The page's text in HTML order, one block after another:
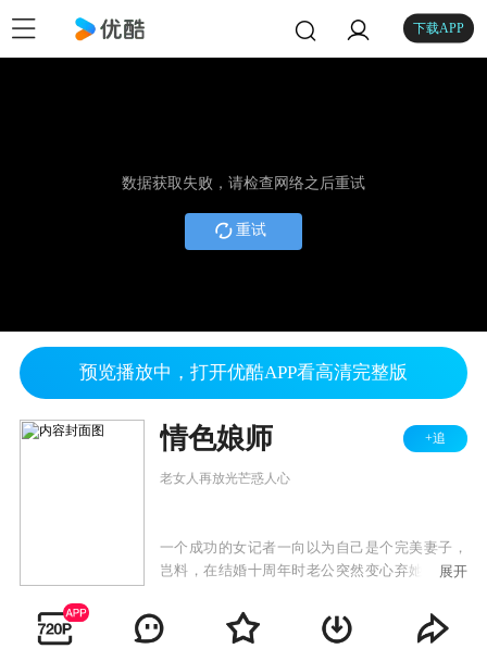
下载APP
数据获取失败，请检查网络之后重试
重试
预览播放中，打开优酷APP看高清完整版
情色娘师 +追
老女人再放光芒惑人心
一个成功的女记者一向以为自己是个完美妻子，
岂料，在结婚十周年时老公突然变心弃她而去。
夫人指导下，学会了吸引男人的手段，并在往后
一连串的情色经历中，重获自信及了解到自我的
展开